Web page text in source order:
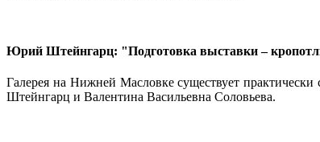
Юрий Штейнгарц: "Подготовка выставки –
Галерея на Нижней Масловке существует
Штейнгарц и Валентина Васильевна Соловьева.